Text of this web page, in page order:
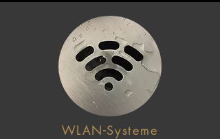
WLAN-Systeme